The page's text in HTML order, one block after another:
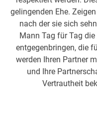
gelingenden Ehe.
nach der sie sich
Mann Tag für Tag
entgegenbringen, die
werden Ihren Partner
und Ihre
Vertrautheit